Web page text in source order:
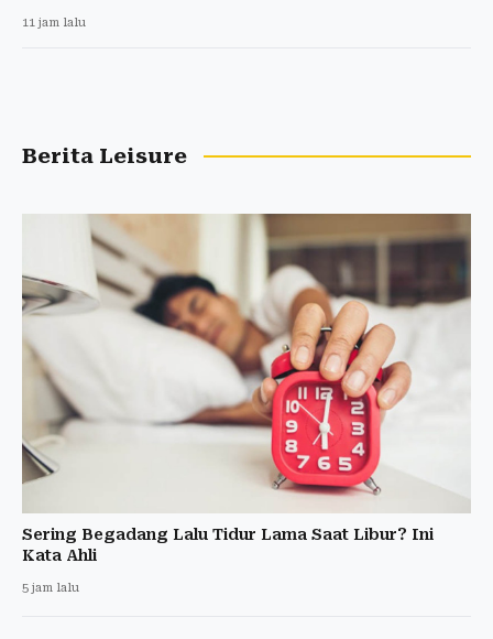
11 jam lalu
Berita Leisure
Sering Begadang Lalu Tidur Lama Saat Libur? Ini
Kata Ahli
5 jam lalu